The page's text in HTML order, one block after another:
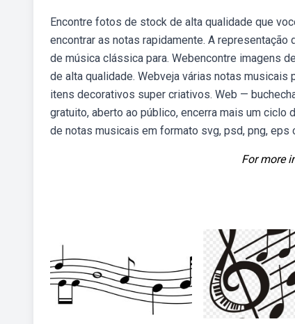
Encontre fotos de stock de alta qualidade que
encontrar as notas rapidamente. A
de música clássica para. Webencontre imagens
de alta qualidade. Webveja várias notas
itens decorativos super criativos. Web —
gratuito, aberto ao público, encerra mais um
de notas musicais em formato svg, psd, png,
For more